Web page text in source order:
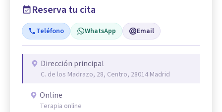
Reserva tu cita
Teléfono WhatsApp Email
Dirección principal
C. de los Madrazo, 28, Centro, 28014 Madrid
Online
Terapia online